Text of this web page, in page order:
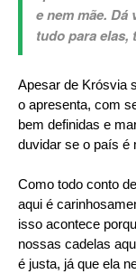
e nem mãe. Dá
tudo para elas,
Apesar de Krósvia
o apresenta, com
bem definidas e
duvidar se o país é
Como todo conto
aqui é
isso acontece
nossas cadelas
é justa, já que ela